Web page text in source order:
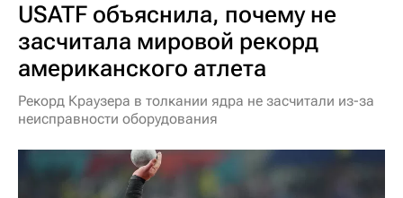
USATF объяснила, почему не
засчитала мировой рекорд
американского атлета
Рекорд Краузера в толкании ядра не засчитали из-за
неисправности оборудования